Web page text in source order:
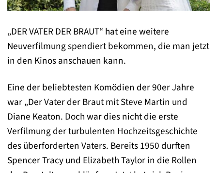
„DER VATER DER BRAUT“ hat eine weitere
Neuverfilmung spendiert bekommen, die man jetzt
in den Kinos anschauen kann.
Eine der beliebtesten Komödien der 90er Jahre
war „Der Vater der Braut mit Steve Martin und
Diane Keaton. Doch war dies nicht die erste
Verfilmung der turbulenten Hochzeitsgeschichte
des überforderten Vaters. Bereits 1950 durften
Spencer Tracy und Elizabeth Taylor in die Rollen